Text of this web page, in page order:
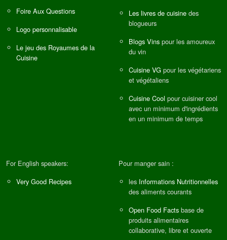
Foire Aux Questions
Logo personnalisable
Le jeu des Royaumes de la
Cuisine
Les livres de cuisine des
blogueurs
Blogs Vins pour les amoureux
du vin
Cuisine VG pour les végétariens
et végétaliens
Cuisine Cool pour cuisiner cool
avec un minimum d'ingrédients
en un minimum de temps
For English speakers:
Very Good Recipes
Pour manger sain :
les Informations Nutritionnelles
des aliments courants
Open Food Facts base de
produits alimentaires
collaborative, libre et ouverte